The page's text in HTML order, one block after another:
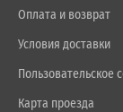
Оплата и возврат
Условия доставки
Пользовательское
Карта проезда